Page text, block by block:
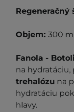
Regeneračný
Objem: 300
Fanola -
na hydratáciu,
trehalózu na
hydratáciu
hlavy.